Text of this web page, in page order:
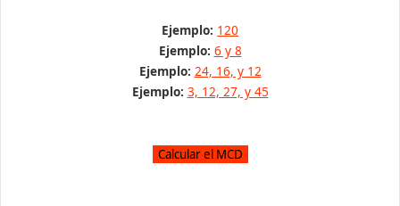
Ejemplo: 120
Ejemplo: 6 y 8
Ejemplo: 24, 16, y 12
Ejemplo: 3, 12, 27, y 45